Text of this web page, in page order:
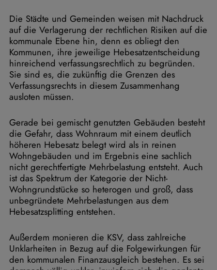
Die Städte und Gemeinden weisen mit Nachdruck
auf die Verlagerung der rechtlichen Risiken auf die
kommunale Ebene hin, denn es obliegt den
Kommunen, ihre jeweilige Hebesatzentscheidung
hinreichend verfassungsrechtlich zu begründen.
Sie sind es, die zukünftig die Grenzen des
Verfassungsrechts in diesem Zusammenhang
ausloten müssen.
Gerade bei gemischt genutzten Gebäuden besteht
die Gefahr, dass Wohnraum mit einem deutlich
höheren Hebesatz belegt wird als in reinen
Wohngebäuden und im Ergebnis eine sachlich
nicht gerechtfertigte Mehrbelastung entsteht. Auch
ist das Spektrum der Kategorie der Nicht-
Wohngrundstücke so heterogen und groß, dass
unbegründete Mehrbelastungen aus dem
Hebesatzsplitting entstehen.
Außerdem monieren die KSV, dass zahlreiche
Unklarheiten in Bezug auf die Folgewirkungen für
den kommunalen Finanzausgleich bestehen. Es sei